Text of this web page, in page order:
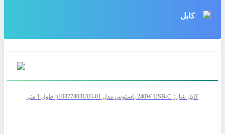
کابل
کابل شارژ 240W USB-C باسئوس مدل p10377803U03-01 طول 1 متر